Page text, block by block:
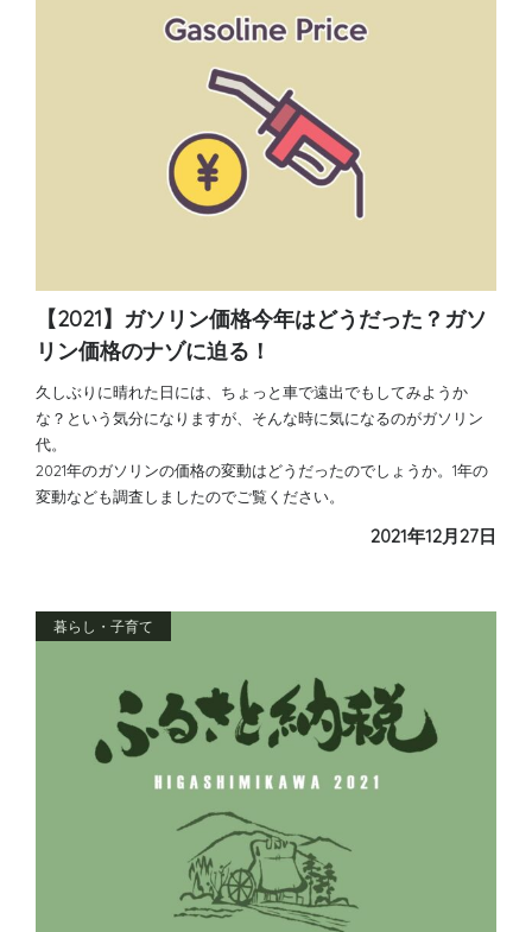
【2021】ガソリン価格今年はどうだった？ガソ
リン価格のナゾに迫る！
久しぶりに晴れた日には、ちょっと車で遠出でもしてみようか
な？という気分になりますが、そんな時に気になるのがガソリン
代。
2021年のガソリンの価格の変動はどうだったのでしょうか。1年の
変動なども調査しましたのでご覧ください。
2021年12月27日
暮らし・子育て